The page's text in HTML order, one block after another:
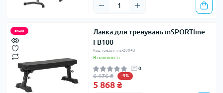
акція
Лавка для тренувань inSPORTline
FB100
Код товару: ins-20843
В наявності
0
6 176 ₴ -5%
5 868 ₴